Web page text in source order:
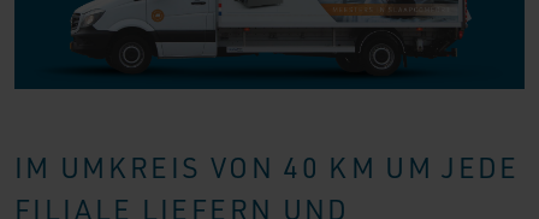
IM UMKREIS VON 40 KM UM JEDE
FILIALE LIEFERN UND